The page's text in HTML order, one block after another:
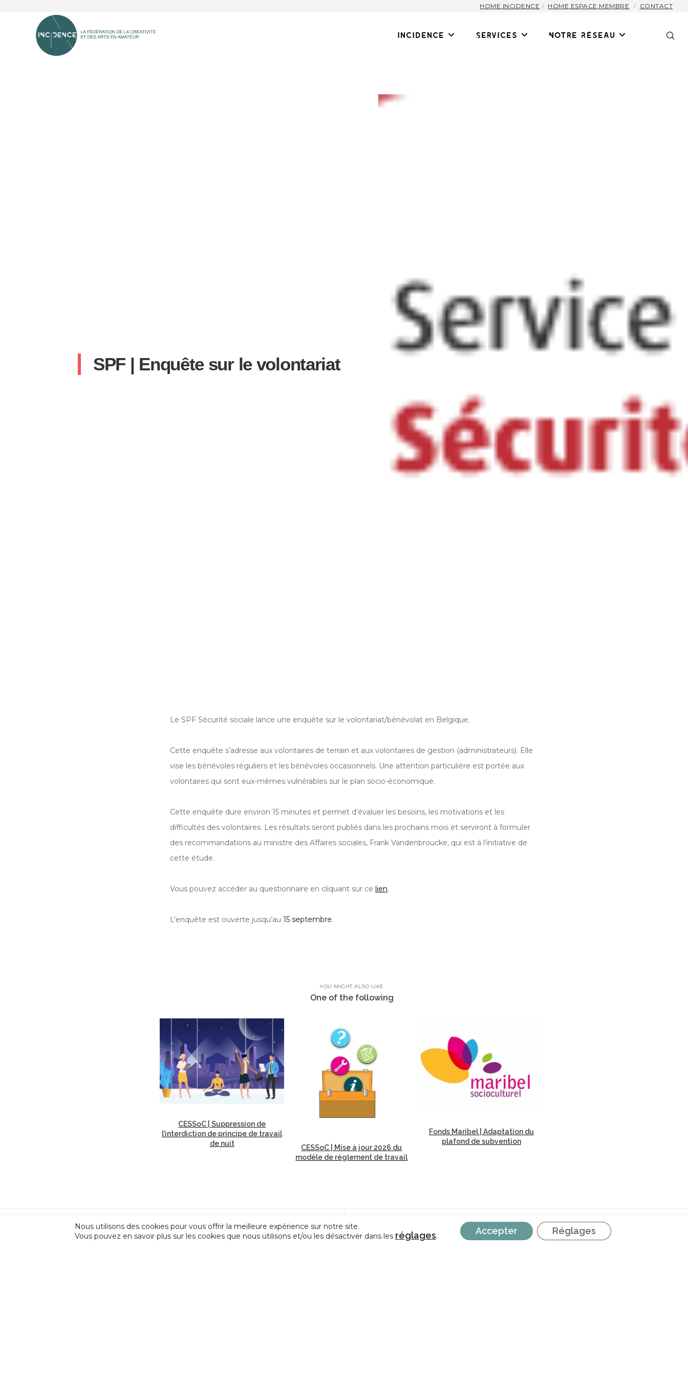
HOME INCIDENCE HOME ESPACE MEMBRE CONTACT
Incidence Services Notre Réseau
SPF | Enquête sur le volontariat
Le SPF Sécurité sociale lance une enquête sur le volontariat/bénévolat en Belgique.
Cette enquête s’adresse aux volontaires de terrain et aux volontaires de gestion (administrateurs). Elle
vise les bénévoles réguliers et les bénévoles occasionnels. Une attention particulière est portée aux
volontaires qui sont eux-mêmes vulnérables sur le plan socio-économique.
Cette enquête dure environ 15 minutes et permet d’évaluer les besoins, les motivations et les
difficultés des volontaires. Les résultats seront publiés dans les prochains mois et serviront à formuler
des recommandations au ministre des Affaires sociales, Frank Vandenbroucke, qui est à l’initiative de
cette étude.
Vous pouvez accéder au questionnaire en cliquant sur ce lien.
L’enquête est ouverte jusqu’au 15 septembre.
YOU MIGHT ALSO LIKE
One of the following
CESSoC | Suppression de
l’interdiction de principe de travail
de nuit
CESSoC | Mise à jour 2026 du
modèle de règlement de travail
Fonds Maribel | Adaptation du
plafond de subvention
FWB | Nouvelle gouvernance culturelle – 5ième appel Incidence | Mémorandum
Nous utilisons des cookies pour vous offrir la meilleure expérience sur notre site.
Vous pouvez en savoir plus sur les cookies que nous utilisons et/ou les désactiver dans les réglages. Accepter Réglages